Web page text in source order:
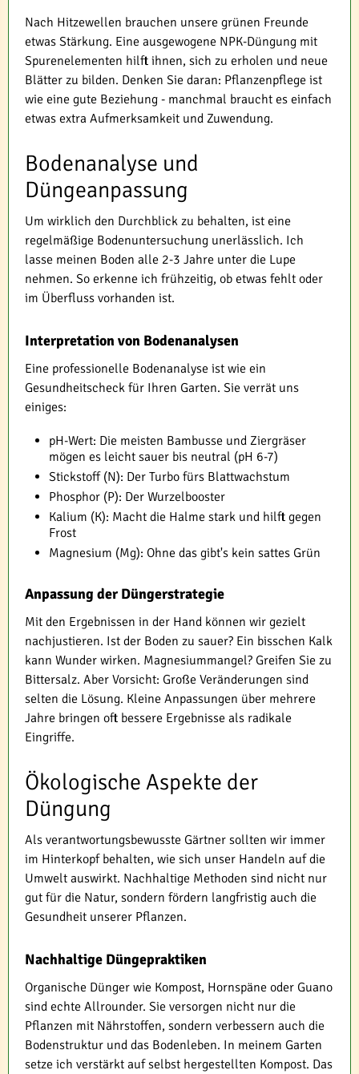
Nach Hitzewellen brauchen unsere grünen Freunde
etwas Stärkung. Eine ausgewogene NPK-Düngung mit
Spurenelementen hilft ihnen, sich zu erholen und neue
Blätter zu bilden. Denken Sie daran: Pflanzenpflege ist
wie eine gute Beziehung - manchmal braucht es einfach
etwas extra Aufmerksamkeit und Zuwendung.
Bodenanalyse und
Düngeanpassung
Um wirklich den Durchblick zu behalten, ist eine
regelmäßige Bodenuntersuchung unerlässlich. Ich
lasse meinen Boden alle 2-3 Jahre unter die Lupe
nehmen. So erkenne ich frühzeitig, ob etwas fehlt oder
im Überfluss vorhanden ist.
Interpretation von Bodenanalysen
Eine professionelle Bodenanalyse ist wie ein
Gesundheitscheck für Ihren Garten. Sie verrät uns
einiges:
pH-Wert: Die meisten Bambusse und Ziergräser
mögen es leicht sauer bis neutral (pH 6-7)
Stickstoff (N): Der Turbo fürs Blattwachstum
Phosphor (P): Der Wurzelbooster
Kalium (K): Macht die Halme stark und hilft gegen
Frost
Magnesium (Mg): Ohne das gibt's kein sattes Grün
Anpassung der Düngerstrategie
Mit den Ergebnissen in der Hand können wir gezielt
nachjustieren. Ist der Boden zu sauer? Ein bisschen Kalk
kann Wunder wirken. Magnesiummangel? Greifen Sie zu
Bittersalz. Aber Vorsicht: Große Veränderungen sind
selten die Lösung. Kleine Anpassungen über mehrere
Jahre bringen oft bessere Ergebnisse als radikale
Eingriffe.
Ökologische Aspekte der
Düngung
Als verantwortungsbewusste Gärtner sollten wir immer
im Hinterkopf behalten, wie sich unser Handeln auf die
Umwelt auswirkt. Nachhaltige Methoden sind nicht nur
gut für die Natur, sondern fördern langfristig auch die
Gesundheit unserer Pflanzen.
Nachhaltige Düngepraktiken
Organische Dünger wie Kompost, Hornspäne oder Guano
sind echte Allrounder. Sie versorgen nicht nur die
Pflanzen mit Nährstoffen, sondern verbessern auch die
Bodenstruktur und das Bodenleben. In meinem Garten
setze ich verstärkt auf selbst hergestellten Kompost. Das